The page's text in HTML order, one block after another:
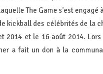
The Game s'est
kickball des célébrités de la
2014 et le 16 août 2014.
a fait un don à la